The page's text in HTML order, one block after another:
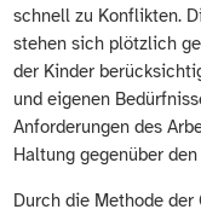
schnell zu Konflikten.
stehen sich plötzlich
der Kinder
und eigenen
Anforderungen des
Haltung gegenüber
Durch die Methode